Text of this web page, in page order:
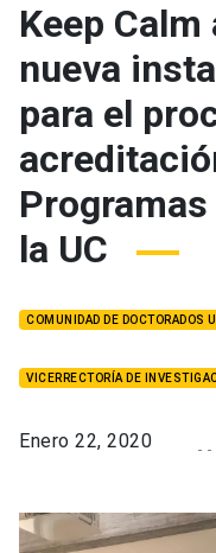
Keep
nueva
para el
la UC
COMUNIDAD DE DOCTORADOS
VICERRECTORÍA DE
Enero 22, 2020